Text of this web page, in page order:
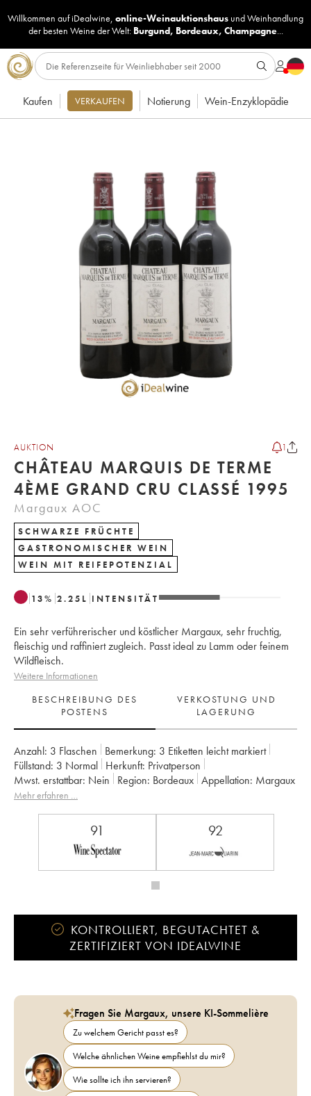
Willkommen auf iDealwine, online-Weinauktionshaus undWeinhandlung
der besten Weine der Welt: Burgund, Bordeaux, Champagne...
Kaufen VERKAUFEN Notierung Wein-Enzyklopädie
AUKTION 1
CHÂTEAU MARQUIS DE TERME
4ÈME GRAND CRU CLASSÉ 1995
Margaux AOC
SCHWARZE FRÜCHTE
GASTRONOMISCHER WEIN
WEIN MIT REIFEPOTENZIAL
13% 2.25 L INTENSITÄT
Ein sehr verführerischer und köstlicher Margaux, sehr fruchtig,
fleischig und raffiniert zugleich. Passt ideal zu Lamm oder feinem
Wildfleisch.
Weitere Informationen
BESCHREIBUNG DES
POSTENS
VERKOSTUNG UND
LAGERUNG
Anzahl: 3 Flaschen Bemerkung: 3 Etiketten leicht markiert
Füllstand: 3 Normal Herkunft:
privatperson
Mwst. erstattbar:
nein Region: Bordeaux Appellation:
Margaux
Klassifizierung:
Mehr erfahren …
91 92
KONTROLLIERT, BEGUTACHTET &
ZERTIFIZIERT VON IDEALWINE
Fragen Sie Margaux, unsere KI-Sommelière
Zu welchem Gericht passt es?
Welche ähnlichen Weine empfiehlst du mir?
Wie sollte ich ihn servieren?